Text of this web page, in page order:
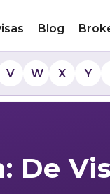
Blog
V W X Y
De